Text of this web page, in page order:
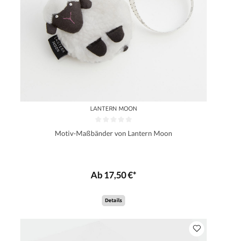
LANTERN MOON
Motiv-Maßbänder von Lantern Moon
Ab 17,50 €*
Details